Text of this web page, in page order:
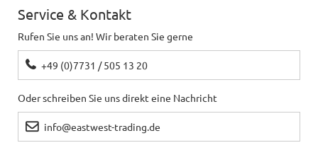
Service & Kontakt
Rufen Sie uns an! Wir beraten Sie gerne
+49 (0)7731 / 505 13 20
Oder schreiben Sie uns direkt eine Nachricht
info@eastwest-trading.de